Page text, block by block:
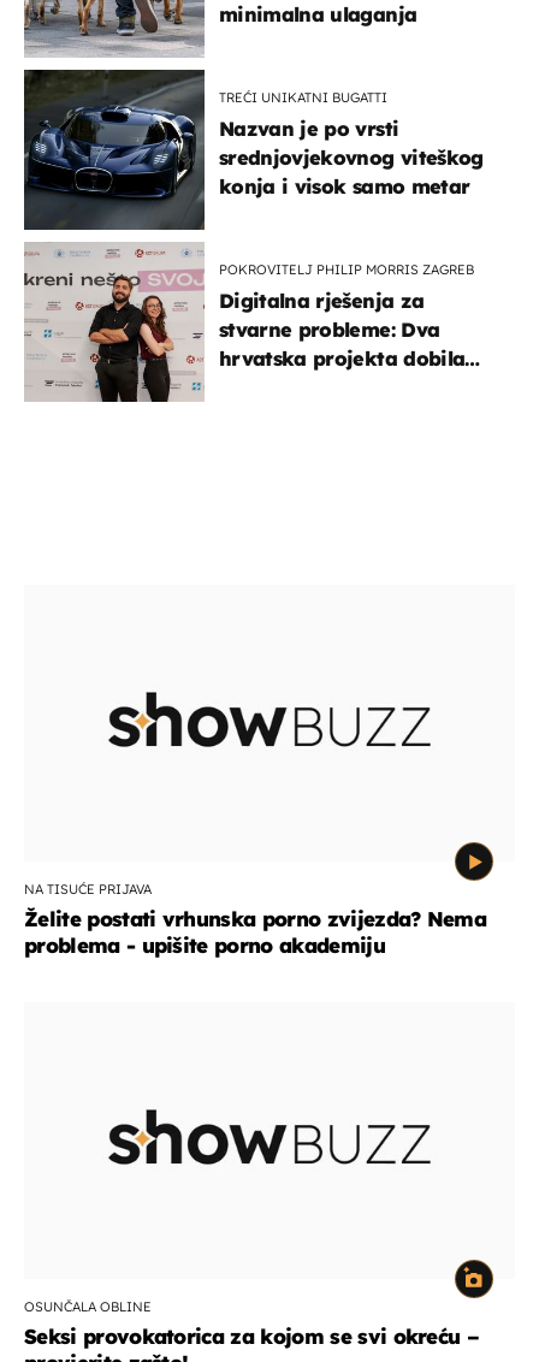
minimalna ulaganja
TREĆI UNIKATNI BUGATTI
Nazvan je po vrsti
srednjovjekovnog viteškog
konja i visok samo metar
POKROVITELJ PHILIP MORRIS ZAGREB
Digitalna rješenja za
stvarne probleme: Dva
hrvatska projekta dobila
NA TISUĆE PRIJAVA
Želite postati vrhunska porno zvijezda? Nema
problema - upišite porno akademiju
OSUNČALA OBLINE
Seksi provokatorica za kojom se svi okreću –